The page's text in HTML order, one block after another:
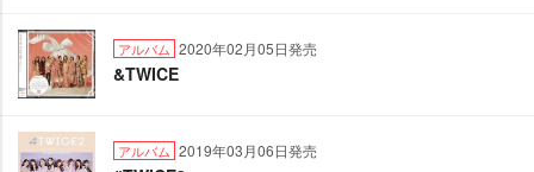
アルバム 2020年02月05日発売
&TWICE
アルバム 2019年03月06日発売